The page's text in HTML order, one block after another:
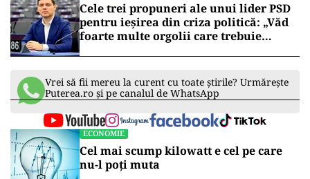
Cele trei propuneri ale unui lider PSD
pentru ieșirea din criza politică: „Văd
foarte multe orgolii care trebuie
Vrei să fii mereu la curent cu toate știrile? Urmărește
Puterea.ro și pe canalul de WhatsApp
ECONOMIE
Cel mai scump kilowatt e cel pe care
nu-l poți muta